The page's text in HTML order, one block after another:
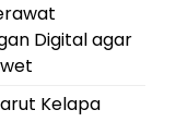
Digital agar
Kelapa